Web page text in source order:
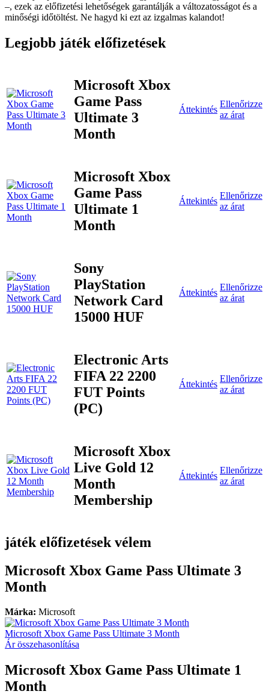
–, ezek az előfizetési lehetőségek garantálják a változatosságot és a
minőségi időtöltést. Ne hagyd ki ezt az izgalmas kalandot!
Legjobb játék előfizetések
Microsoft Xbox
Game Pass
Ultimate 3
Month
Áttekintés
Ellenőrizze
az árat
Microsoft Xbox
Game Pass
Ultimate 1
Month
Áttekintés
Ellenőrizze
az árat
Sony
PlayStation
Network Card
15000 HUF
Áttekintés
Ellenőrizze
az árat
Electronic Arts
FIFA 22 2200
FUT Points
(PC)
Áttekintés
Ellenőrizze
az árat
Microsoft Xbox
Live Gold 12
Month
Membership
Áttekintés
Ellenőrizze
az árat
játék előfizetések vélem
Microsoft Xbox Game Pass Ultimate 3
Month
Márka: Microsoft
Microsoft Xbox Game Pass Ultimate 3 Month
Ár összehasonlítása
Microsoft Xbox Game Pass Ultimate 1
Month